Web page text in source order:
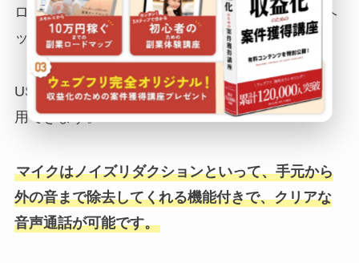
ロジクール H340Rは、シンプルな設計のため、ヘ
ッドセット初心者でも使いやすいのが特徴です。
USB接続により、パソコンに挿すだけで簡単に使
用できます。
マイクはノイズリダクションといって、手元から
外の音まで除去してくれる機能付きで、クリアな
音声通話が可能です。